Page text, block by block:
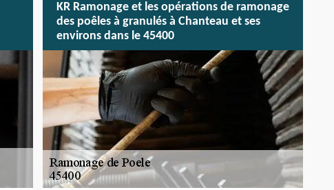
KR Ramonage et les opérations de ramonage
des poêles à granulés à Chanteau et ses
environs dans le 45400